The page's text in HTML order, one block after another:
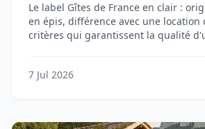
Le label Gîtes de France en clair :
en épis, différence avec une location
critères qui garantissent la qualité
7 Jul 2026